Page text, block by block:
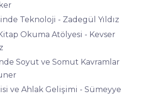
Teknoloji - Zadegül Yıldız
Okuma Atölyesi - Kevser
Soyut ve Somut Kavramlar
ve Ahlak Gelişimi - Sümeyye